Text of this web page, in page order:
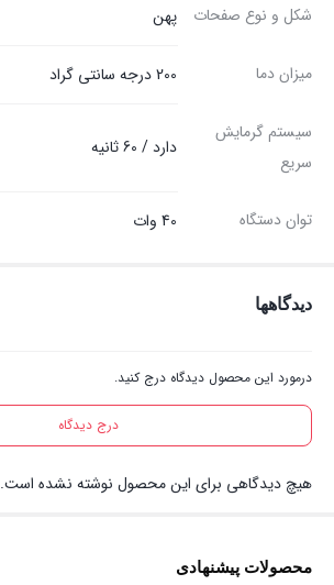
شکل و نوع صفحات پهن
میزان دما 200 درجه سانتی گراد
سیستم گرمایش
سریع
دارد / 60 ثانیه
توان دستگاه 40 وات
دیدگاهها
درمورد این محصول دیدگاه درج کنید.
درج دیدگاه
هیچ دیدگاهی برای این محصول نوشته نشده است.
محصولات پیشنهادی